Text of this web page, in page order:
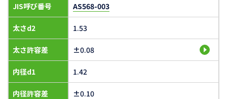
JIS呼び番号
太さd2
太さ許容差
内径d1
内径許容差
AS568-003
1.53
±0.08
1.42
±0.10